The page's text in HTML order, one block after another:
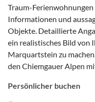
Traum-
Informationen und
Objekte. Detaillierte
ein realistisches Bild
Marquartstein zu
den Chiemgauer Alpen
Persönlicher buchen